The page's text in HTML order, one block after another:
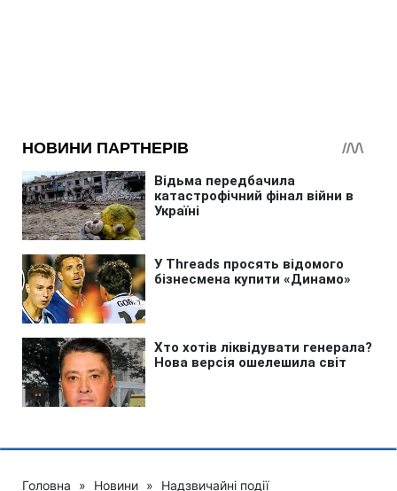
Головна » Новини » Надзвичайні події